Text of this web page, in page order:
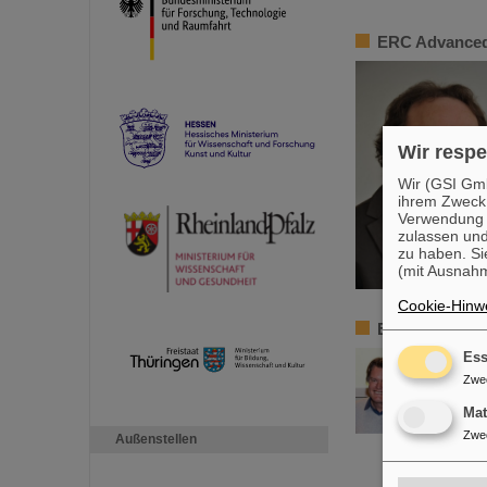
Außenstellen
ERC
ERC
Wir
Wir (GSI
ihrem
zulassen
zu haben.
(mit
Cookie-